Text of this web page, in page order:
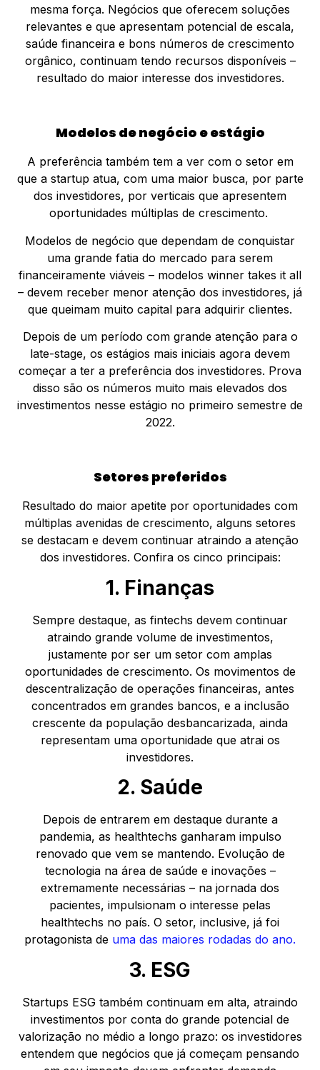
mesma força. Negócios que oferecem soluções
relevantes e que apresentam potencial de escala,
saúde financeira e bons números de crescimento
orgânico, continuam tendo recursos disponíveis –
resultado do maior interesse dos investidores.
Modelos de negócio e estágio
A preferência também tem a ver com o setor em
que a startup atua, com uma maior busca, por parte
dos investidores, por verticais que apresentem
oportunidades múltiplas de crescimento.
Modelos de negócio que dependam de conquistar
uma grande fatia do mercado para serem
financeiramente viáveis – modelos winner takes it all
– devem receber menor atenção dos investidores, já
que queimam muito capital para adquirir clientes.
Depois de um período com grande atenção para o
late-stage, os estágios mais iniciais agora devem
começar a ter a preferência dos investidores. Prova
disso são os números muito mais elevados dos
investimentos nesse estágio no primeiro semestre de
2022.
Setores preferidos
Resultado do maior apetite por oportunidades com
múltiplas avenidas de crescimento, alguns setores
se destacam e devem continuar atraindo a atenção
dos investidores. Confira os cinco principais:
1. Finanças
Sempre destaque, as fintechs devem continuar
atraindo grande volume de investimentos,
justamente por ser um setor com amplas
oportunidades de crescimento. Os movimentos de
descentralização de operações financeiras, antes
concentrados em grandes bancos, e a inclusão
crescente da população desbancarizada, ainda
representam uma oportunidade que atrai os
investidores.
2. Saúde
Depois de entrarem em destaque durante a
pandemia, as healthtechs ganharam impulso
renovado que vem se mantendo. Evolução de
tecnologia na área de saúde e inovações –
extremamente necessárias – na jornada dos
pacientes, impulsionam o interesse pelas
healthtechs no país. O setor, inclusive, já foi
protagonista de uma das maiores rodadas do ano.
3. ESG
Startups ESG também continuam em alta, atraindo
investimentos por conta do grande potencial de
valorização no médio a longo prazo: os investidores
entendem que negócios que já começam pensando